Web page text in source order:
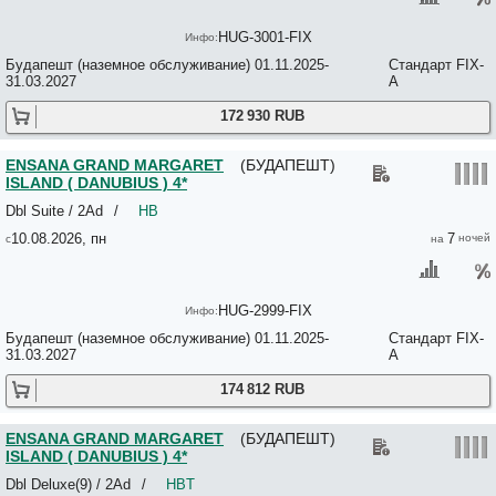
Town Hall Apartments 4*
Treestyle Hostel 2*
Trendy Deluxe Apartments 4*
Tribe Budapest Stadium 4*
TRIPLE M 3*
United Colors Of Budapest Apartments 4*
Unity Hostel @ Udvar(rom) 2*
UP HOTEL BUDAPEST 4*
Upbeat Downtown 3*
Urban Apartments Gozsdu 4*
Vagabond Downtown 4*
Vagabond Grand'Or 4*
Vagabond SOHO 3*+
Venus Apartments - City Park 4*
Veres Palne Central Apartments 3*
VERITAS 3*
Verno House Budapest; Vignette Collection 5*
Victor Apartment Hotel 3*
Будапешт (наземное обслуживание) 01.11.2025-
31.03.2027
Стандарт FIX-
A
172 930 RUB
HUG-3001-FIX
10.08.2026, пн
Будапешт (наземное обслуживание) 01.11.2025-
31.03.2027
Стандарт FIX-
A
7
ENSANA GRAND MARGARET
ISLAND ( DANUBIUS ) 4*
(БУДАПЕШТ)
/ HB
Dbl Suite / 2Ad
174 812 RUB
HUG-2999-FIX
ENSANA GRAND MARGARET
ISLAND ( DANUBIUS ) 4*
(БУДАПЕШТ)
/ HBT
Dbl Deluxe(9) / 2Ad